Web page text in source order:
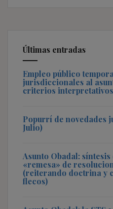
Últimas entradas
Empleo público
jurisdiccionales al
criterios interpretativos
Popurrí de novedades
Julio)
Asunto Obadal:
«remesa» de
(reiterando doctrina y
flecos)